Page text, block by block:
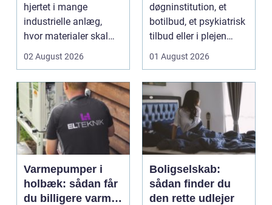
hjertet i mange
industrielle anlæg,
hvor materialer skal
02 August 2026
døgninstitution, et
botilbud, et psykiatrisk
tilbud eller i plejen
01 August 2026
Varmepumper i
holbæk: sådan får
du billigere varme
Boligselskab:
sådan finder du
den rette udlejer